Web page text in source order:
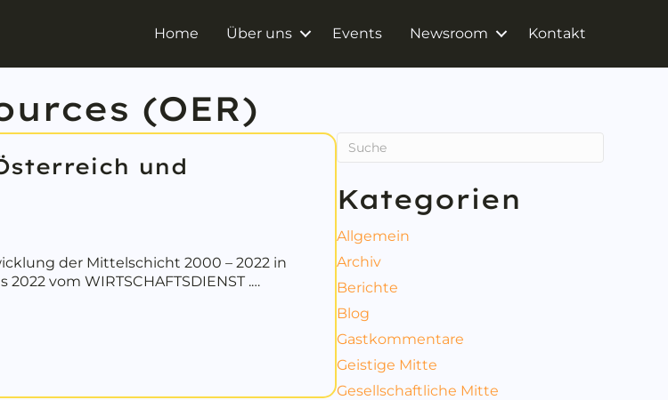
Home Über uns Events Newsroom Kontakt
(OER)
und
der Mittelschicht 2000 – 2022 in
vom WIRTSCHAFTSDIENST .…
Mittelschicht in Österreich und Deutschland
Kategorien
Allgemein
Archiv
Berichte
Blog
Gastkommentare
Geistige Mitte
Gesellschaftliche Mitte